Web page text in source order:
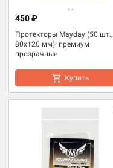
Протекторы Mayday (50 шт.,
80x120 мм): премиум
прозрачные
450 ₽
Купить